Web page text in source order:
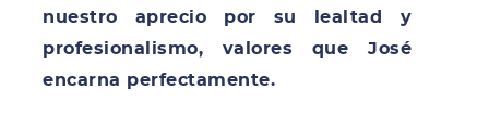
nuestro aprecio por su lealtad y
profesionalismo, valores que José
encarna perfectamente.